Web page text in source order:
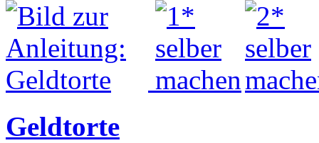
Geldtorte